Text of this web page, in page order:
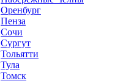
Оренбург
Пенза
Сочи
Сургут
Тольятти
Тула
Томск